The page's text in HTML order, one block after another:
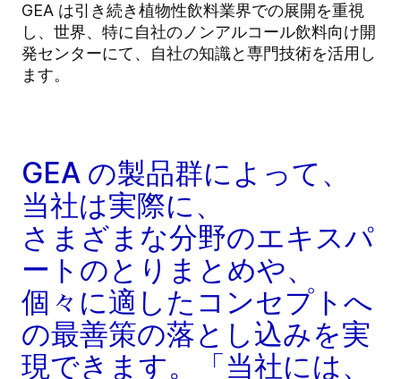
GEA は引き続き植物性飲料業界での展開を重視
し、世界、特に自社のノンアルコール飲料向け開
発センターにて、自社の知識と専門技術を活用し
ます。
GEA の製品群によって、
当社は実際に、
さまざまな分野のエキスパ
ートのとりまとめや、
個々に適したコンセプトへ
の最善策の落とし込みを実
現できます。「当社には、